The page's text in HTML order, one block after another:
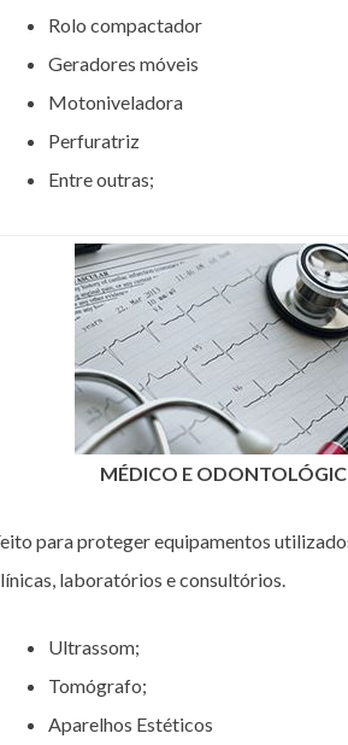
Rolo compactador
Geradores móveis
Motoniveladora
Perfuratriz
Entre outras;
MÉDICO E
para proteger equipamentos
laboratórios e consultórios.
Ultrassom;
Tomógrafo;
Aparelhos Estéticos